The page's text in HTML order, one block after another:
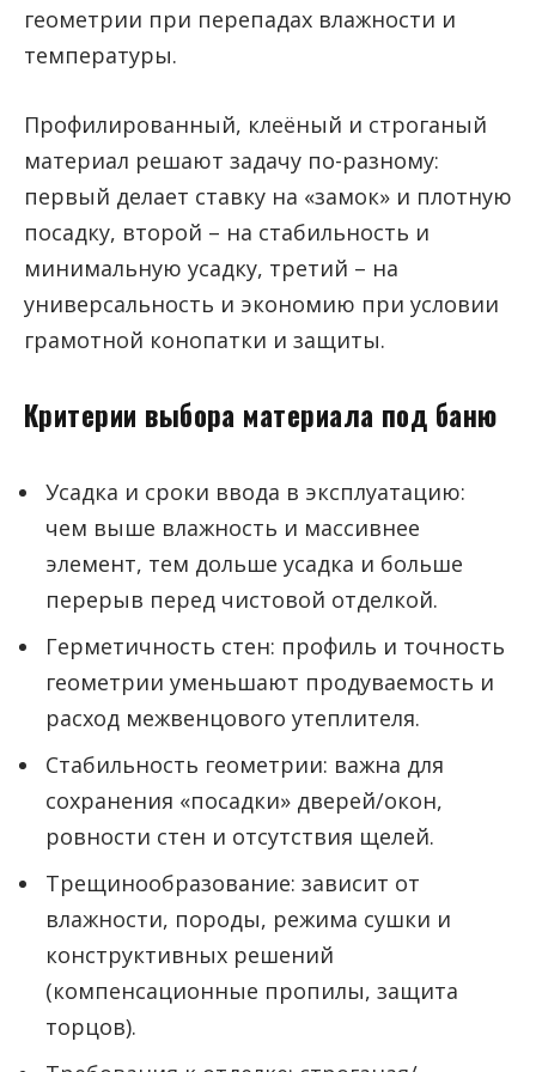
геометрии при перепадах влажности и
температуры.
Профилированный, клеёный и строганый
материал решают задачу по-разному:
первый делает ставку на «замок» и плотную
посадку, второй – на стабильность и
минимальную усадку, третий – на
универсальность и экономию при условии
грамотной конопатки и защиты.
Критерии выбора материала под баню
Усадка и сроки ввода в эксплуатацию:
чем выше влажность и массивнее
элемент, тем дольше усадка и больше
перерыв перед чистовой отделкой.
Герметичность стен: профиль и точность
геометрии уменьшают продуваемость и
расход межвенцового утеплителя.
Стабильность геометрии: важна для
сохранения «посадки» дверей/окон,
ровности стен и отсутствия щелей.
Трещинообразование: зависит от
влажности, породы, режима сушки и
конструктивных решений
(компенсационные пропилы, защита
торцов).